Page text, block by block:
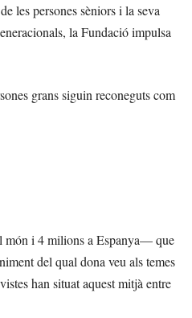
les persones sèniors i la seva
la Fundació impulsa
grans siguin reconeguts com
món i 4 milions a Espanya— que
del qual dona veu als temes
han situat aquest mitjà entre